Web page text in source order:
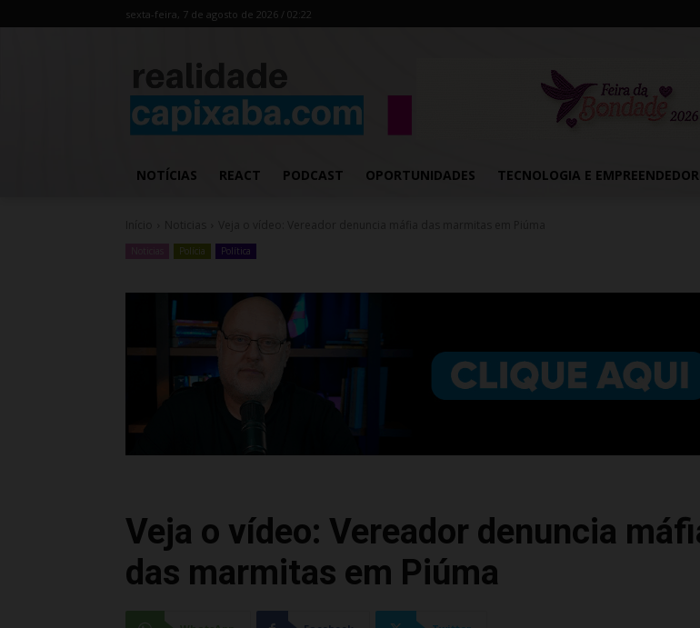
sexta-feira, 7 de agosto de 2026 / 02:22
NOTÍCIAS REACT PODCAST OPORTUNIDADES TECNOLOGIA E
Polícia Política
Veja o vídeo: Vereador denuncia
das marmitas em Piúma